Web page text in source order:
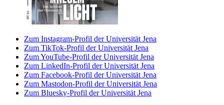
Zum Instagram-Profil der Universität Jena
Zum TikTok-Profil der Universität Jena
Zum YouTube-Profil der Universität Jena
Zum LinkedIn-Profil der Universität Jena
Zum Facebook-Profil der Universität Jena
Zum Mastodon-Profil der Universität Jena
Zum Bluesky-Profil der Universität Jena